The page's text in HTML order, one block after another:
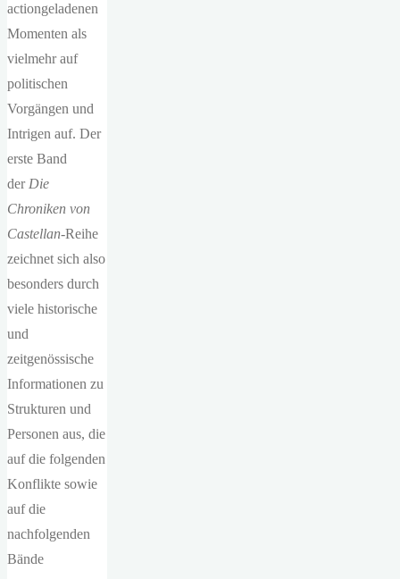
actiongeladenen
Momenten als
vielmehr auf
politischen
Vorgängen und
Intrigen auf. Der
erste Band
der Die
Chroniken von
Castellan-Reihe
zeichnet sich also
besonders durch
viele historische
und
zeitgenössische
Informationen zu
Strukturen und
Personen aus, die
auf die folgenden
Konflikte sowie
auf die
nachfolgenden
Bände